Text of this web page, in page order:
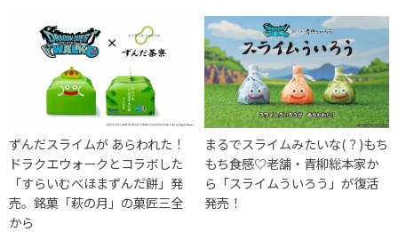
ずんだスライムが あらわれた！
ドラクエウォークとコラボした
「すらいむべほまずんだ餅」発
売。銘菓「萩の月」の菓匠三全
から
まるでスライムみたいな(？)もち
もち食感♡老舗・青柳総本家か
ら「スライムういろう」が復活
発売！